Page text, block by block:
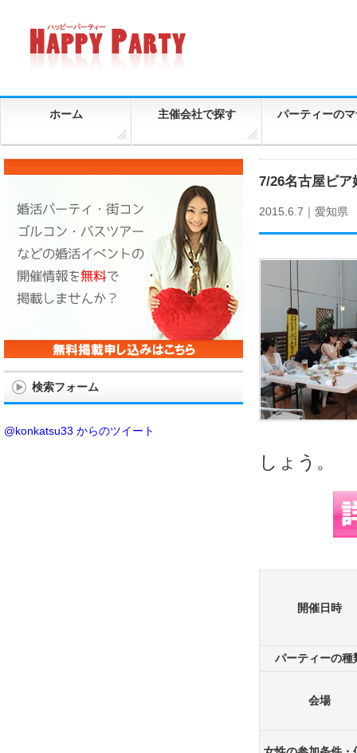
ホーム 主催会社で探す パーティーの
7/26名古屋ビア
2015.6.7｜ 愛知県
しょう。
開催日時
パーティーの種
会場
検索フォーム
@konkatsu33 からのツイート